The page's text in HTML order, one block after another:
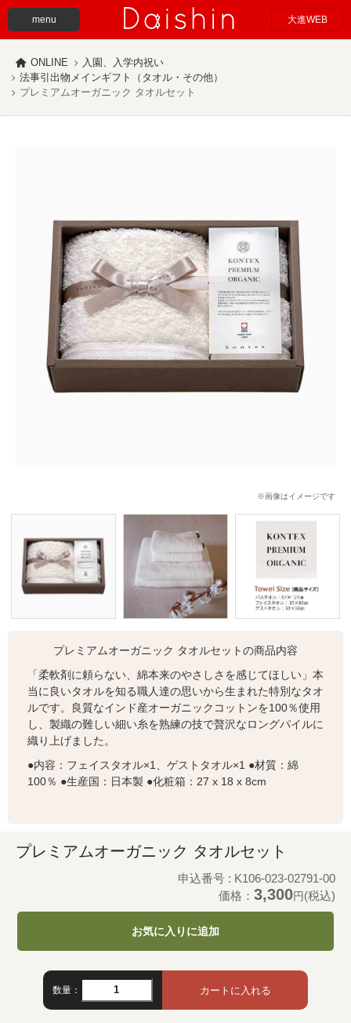
menu 大進WEB
ONLINE
入園、入学内祝い
法事引出物メインギフト（タオル・その他）
プレミアムオーガニック タオルセット
※画像はイメージです
プレミアムオーガニック タオルセットの商品内容
「柔軟剤に頼らない、綿本来のやさしさを感じてほしい」本
当に良いタオルを知る職人達の思いから生まれた特別なタオ
ルです。良質なインド産オーガニックコットンを100％使用
し、製織の難しい細い糸を熟練の技で贅沢なロングパイルに
織り上げました。
●内容：フェイスタオル×1、ゲストタオル×1 ●材質：綿
100％ ●生産国：日本製 ●化粧箱：27 x 18 x 8cm
プレミアムオーガニック タオルセット
申込番号 : K106-023-02791-00
価格： 3,300円(税込)
お気に入りに追加
数量：